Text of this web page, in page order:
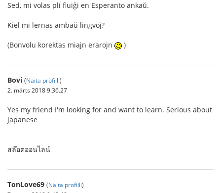
Sed, mi volas pli fluiĝi en Esperanto ankaŭ.
Kiel mi lernas ambaŭ lingvoj?
(Bonvolu korektas miajn erarojn )
Bovi (Näita profiili)
2. märts 2018 9:36.27
Yes my friend I'm looking for and want to learn. Serious about
japanese
สล๊อตออนไลน์
TonLove69 (Näita profiili)